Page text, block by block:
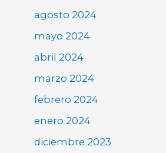
agosto 2024
mayo 2024
abril 2024
marzo 2024
febrero 2024
enero 2024
diciembre 2023